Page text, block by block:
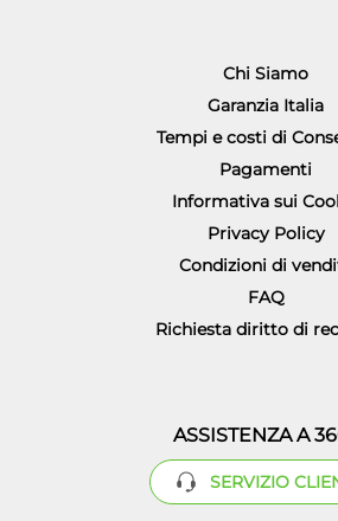
Chi Siamo
Garanzia Italia
Tempi e costi di
Pagamenti
Informativa sui
Privacy Policy
Condizioni di
FAQ
Richiesta diritto di
ASSISTENZA A
SERVIZIO